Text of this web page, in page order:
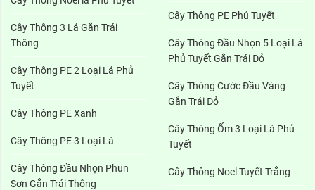
Cây Thông 3 Lá Gắn Trái
Thông
Cây Thông PE 2 Loại Lá Phủ
Tuyết
Cây Thông PE Xanh
Cây Thông PE 3 Loại Lá
Cây Thông Đầu Nhọn Phun
Sơn Gắn Trái Thông
Cây Thông PE Phủ Tuyết
Cây Thông Đầu Nhọn 5 Loại Lá
Phủ Tuyết Gắn Trái Đỏ
Cây Thông Cước Đầu Vàng
Gắn Trái Đỏ
Cây Thông Ốm 3 Loại Lá Phủ
Tuyết
Cây Thông Noel Tuyết Trắng